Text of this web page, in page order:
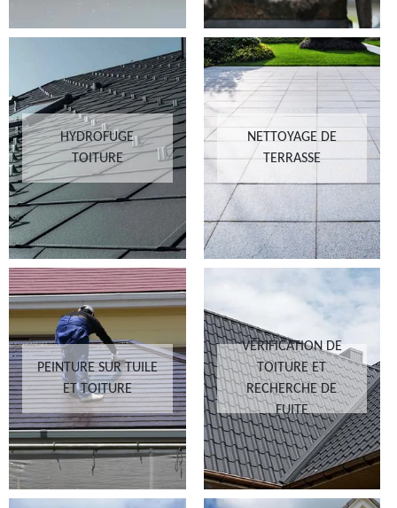
HYDROFUGE
TOITURE
NETTOYAGE DE
TERRASSE
PEINTURE SUR TUILE
ET TOITURE
VÉRIFICATION DE
TOITURE ET
RECHERCHE DE
FUITE